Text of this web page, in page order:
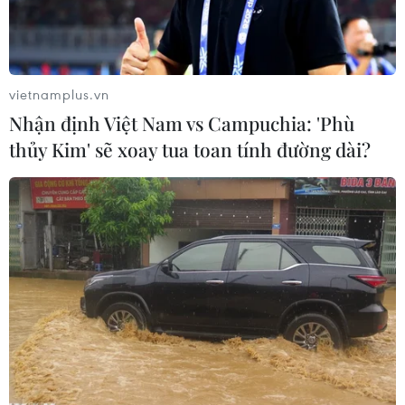
Một trạm xăng ở ngoại ô Moskva, Nga. (Ảnh: AFP/TTXVN)
Các nhà đầu tư dầu mỏ sẽ bước vào năm 2024
với những lo ngại về tình trạng dư cung, tăng
trưởng kinh tế chậm lại và căng thẳng tại Trung
Đông vẫn tiếp diễn, điều có thể gây biến động
vietnamplus.vn
Nhận định Việt Nam vs Campuchia: 'Phù
thủy Kim' sẽ xoay tua toan tính đường dài?